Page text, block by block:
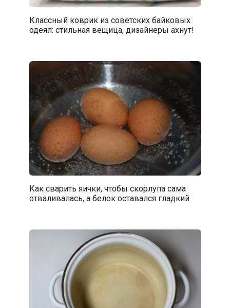
Классный коврик из советских байковых
одеял: стильная вещица, дизайнеры ахнут!
Как сварить яички, чтобы скорлупа сама
отваливалась, а белок оставался гладкий